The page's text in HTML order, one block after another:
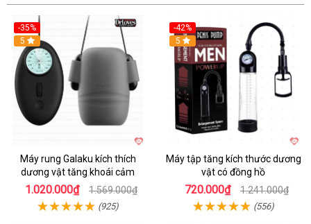
-35%
Hot
5
Máy rung Galaku kích thích
dương vật tăng khoái cảm
1.020.000₫ 1.569.000₫
(925)
-42%
5
Máy tập tăng kích thước dương
vật có đồng hồ
720.000₫ 1.241.000₫
(556)